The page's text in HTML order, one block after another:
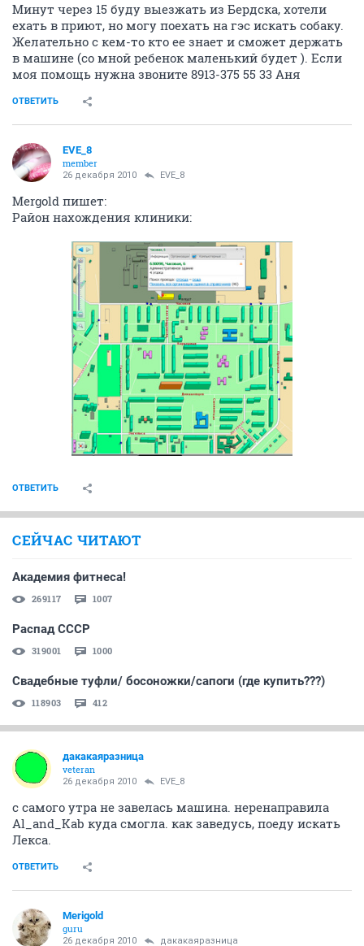
Минут через 15 буду выезжать из Бердска, хотели
ехать в приют, но могу поехать на гэс искать собаку.
Желательно с кем-то кто ее знает и сможет держать
в машине (со мной ребенок маленький будет ). Если
моя помощь нужна звоните 8913-375 55 33 Аня
ОТВЕТИТЬ
EVE_8
member
26 декабря 2010 EVE_8
Mergold пишет:
Район нахождения клиники:
ОТВЕТИТЬ
СЕЙЧАС ЧИТАЮТ
Академия фитнеса!
269117 1007
Распад СССР
319001 1000
Свадебные туфли/ босоножки/сапоги (где купить???)
118903 412
дакакаяразница
veteran
26 декабря 2010 EVE_8
с самого утра не завелась машина. неренаправила
Al_and_Kab куда смогла. как заведусь, поеду искать
Лекса.
ОТВЕТИТЬ
Merigold
guru
26 декабря 2010 дакакаяразница